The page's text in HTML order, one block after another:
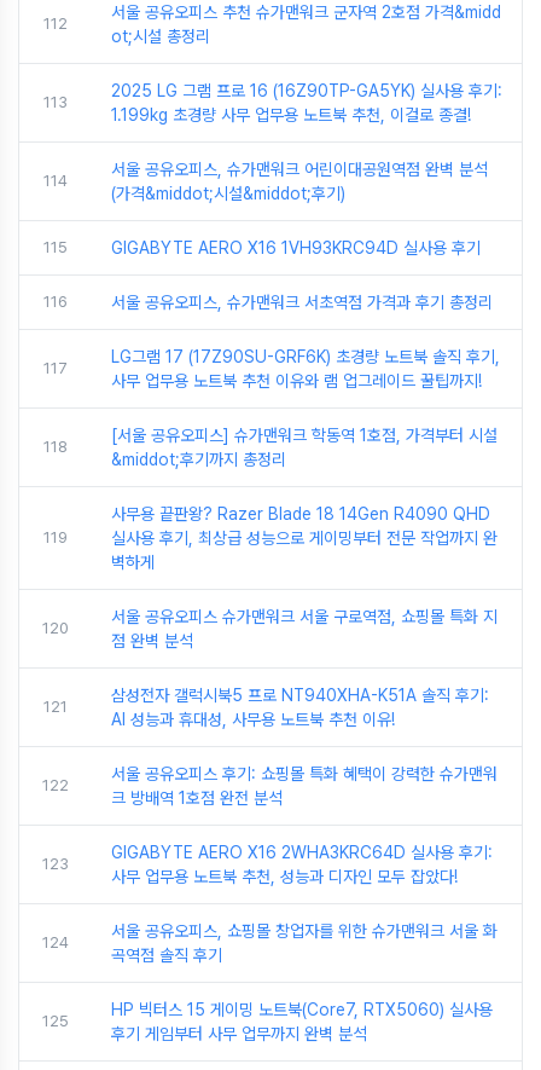
112
서울 공유오피스 추천 슈가맨워크 군자역 2호점 가격&midd
ot;시설 총정리
113
2025 LG 그램 프로 16 (16Z90TP-GA5YK) 실사용 후기:
1.199kg 초경량 사무 업무용 노트북 추천, 이걸로 종결!
114
서울 공유오피스, 슈가맨워크 어린이대공원역점 완벽 분석
(가격&middot;시설&middot;후기)
115 GIGABYTE AERO X16 1VH93KRC94D 실사용 후기
116 서울 공유오피스, 슈가맨워크 서초역점 가격과 후기 총정리
117
LG그램 17 (17Z90SU-GRF6K) 초경량 노트북 솔직 후기,
사무 업무용 노트북 추천 이유와 램 업그레이드 꿀팁까지!
118
[서울 공유오피스] 슈가맨워크 학동역 1호점, 가격부터 시설
&middot;후기까지 총정리
119
사무용 끝판왕? Razer Blade 18 14Gen R4090 QHD
실사용 후기, 최상급 성능으로 게이밍부터 전문 작업까지 완
벽하게
120
서울 공유오피스 슈가맨워크 서울 구로역점, 쇼핑몰 특화 지
점 완벽 분석
121
삼성전자 갤럭시북5 프로 NT940XHA-K51A 솔직 후기:
AI 성능과 휴대성, 사무용 노트북 추천 이유!
122
서울 공유오피스 후기: 쇼핑몰 특화 혜택이 강력한 슈가맨워
크 방배역 1호점 완전 분석
123
GIGABYTE AERO X16 2WHA3KRC64D 실사용 후기:
사무 업무용 노트북 추천, 성능과 디자인 모두 잡았다!
124
서울 공유오피스, 쇼핑몰 창업자를 위한 슈가맨워크 서울 화
곡역점 솔직 후기
125
HP 빅터스 15 게이밍 노트북(Core7, RTX5060) 실사용
후기 게임부터 사무 업무까지 완벽 분석